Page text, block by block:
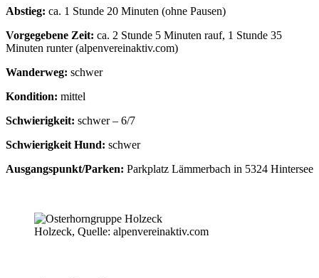
Abstieg: ca. 1 Stunde 20 Minuten (ohne Pausen)
Vorgegebene Zeit: ca. 2 Stunde 5 Minuten rauf, 1 Stunde 35
Minuten runter (alpenvereinaktiv.com)
Wanderweg: schwer
Kondition: mittel
Schwierigkeit: schwer – 6/7
Schwierigkeit Hund: schwer
Ausgangspunkt/Parken: Parkplatz Lämmerbach in 5324 Hintersee
Holzeck, Quelle: alpenvereinaktiv.com